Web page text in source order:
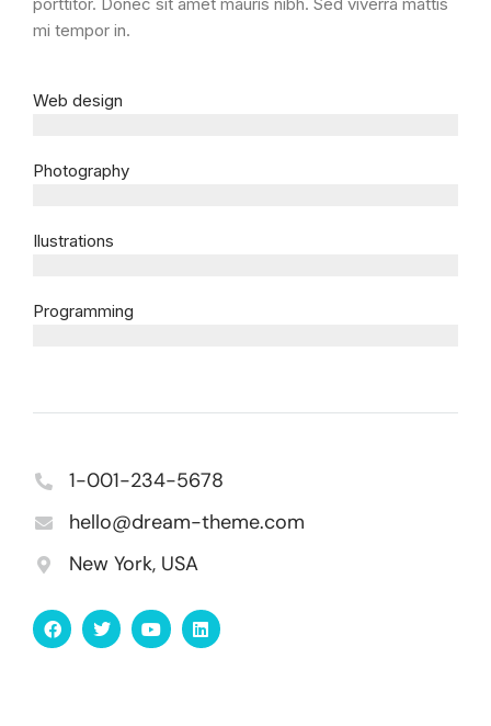
mi tempor in.
Web design
Photography
Ilustrations
Programming
1-001-234-5678
hello@dream-theme.com
New York, USA